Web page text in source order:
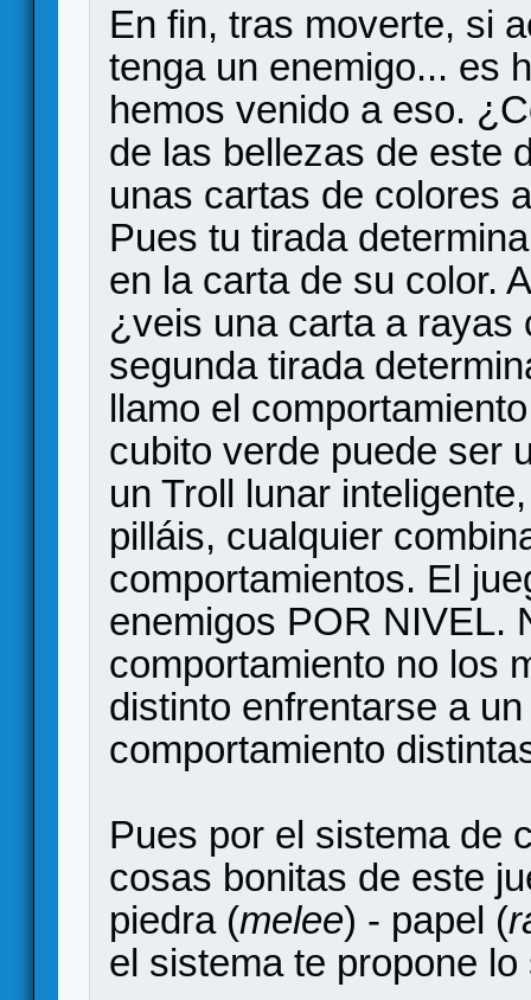
En fin, tras moverte, si
tenga un enemigo... es
hemos venido a eso.
de las bellezas de este
unas cartas de colores
Pues tu tirada
en la carta de su color.
¿veis una carta a rayas
segunda tirada
llamo el
cubito verde puede ser
un Troll lunar
pilláis, cualquier
comportamientos. El
enemigos POR NIVEL.
comportamiento no los
distinto enfrentarse a
comportamiento
Pues por el sistema de
cosas bonitas de este
piedra (melee) - papel (
el sistema te propone lo